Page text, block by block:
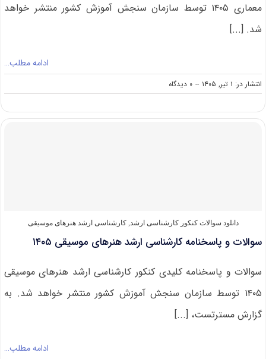
معماری ۱۴۰۵ توسط سازمان سنجش آموزش کشور منتشر خواهد
شد. [...]
ادامه مطلب…
انتشار در: ۱ تیر, ۱۴۰۵ -- ۰ دیدگاه
on
سوالات
پاسخنامه
دانلود سوالات کنکور کارشناسی ارشد,کارشناسی ارشد هنرهای موسیقی
سوالات و پاسخنامه کارشناسی ارشد هنرهای موسیقی ۱۴۰۵
سوالات و پاسخنامه کلیدی کنکور کارشناسی ارشد هنرهای موسیقی
۱۴۰۵ توسط سازمان سنجش آموزش کشور منتشر خواهد شد. به
گزارش مسترتست، [...]
ادامه مطلب…